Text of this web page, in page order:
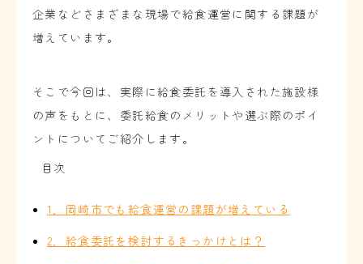
企業などさまざまな現場で給食運営に関する課題が
増えています。
そこで今回は、実際に給食委託を導入された施設様
の声をもとに、委託給食のメリットや選ぶ際のポイ
ントについてご紹介します。
目次
1．岡崎市でも給食運営の課題が増えている
2．給食委託を検討するきっかけとは？